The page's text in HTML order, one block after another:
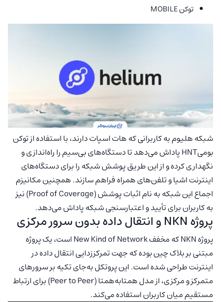
توکن MOBILE
شبکه هلیوم به کاربرانی که هات اسپات دارند، با استفاده از توکن
بومیHNT پاداش می‌دهد تا دستگاه‌های بی‌سیم را راه‌اندازی و
نگهداری کرده و از این طریق پوشش شبکه را برای دستگاه‌های
اینترنت اشیا و تلفن‌های همراه فراهم سازند. همچنین مکانیزم
اجماع این شبکه به نام اثبات پوشش (Proof of Coverage) نیز
به کاربران برای تأیید و اعتبارسنجی شبکه پاداش می‌دهد.
پروژه NKN و انتقال داده بدون سرور مرکزی
پروژه NKN که مخفف New Kind of Network است، یک پروژه
مبتنی بر بلاک چین بوده که جهت تمرکززدایی انتقال داده در
اینترنت طراحی شده است. این پروتکل به‌جای تکیه بر سرورهای
متمرکز و مرکزی، از مدل همتا‌به‌همتا (Peer to Peer) برای ارتباط
مستقیم میان کاربران استفاده می‌کند.